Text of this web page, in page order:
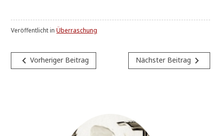
Veröffentlicht inÜberraschung
Beitragsnavigation
navigate_beforeVorheriger Beitrag Nächster Beitrag navigate_next